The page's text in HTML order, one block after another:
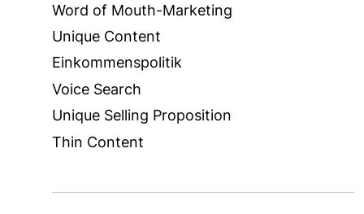
Word of Mouth-Marketing
Unique Content
Einkommenspolitik
Voice Search
Unique Selling Proposition
Thin Content